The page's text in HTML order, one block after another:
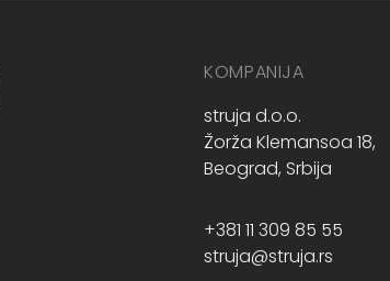
KOMPANIJA
struja d.o.o.
Žorža Klemansoa 18,
Beograd, Srbija
+381 11 309 85 55
struja@struja.rs